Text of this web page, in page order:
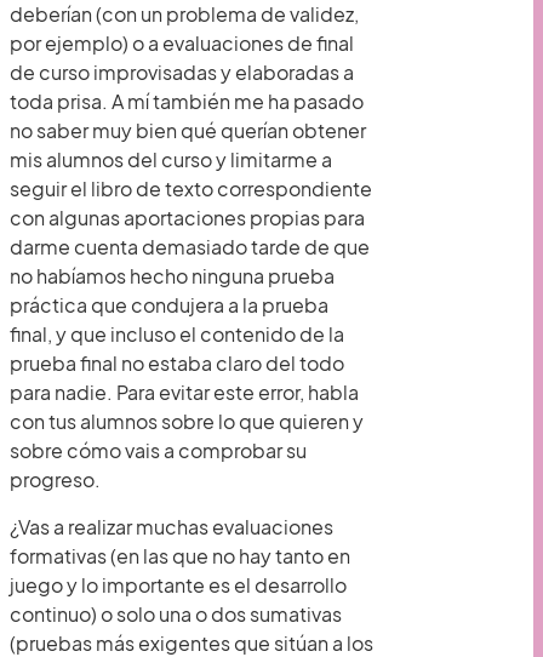
deberían (con un problema de validez,
por ejemplo) o a evaluaciones de final
de curso improvisadas y elaboradas a
toda prisa. A mí también me ha pasado
no saber muy bien qué querían obtener
mis alumnos del curso y limitarme a
seguir el libro de texto correspondiente
con algunas aportaciones propias para
darme cuenta demasiado tarde de que
no habíamos hecho ninguna prueba
práctica que condujera a la prueba
final, y que incluso el contenido de la
prueba final no estaba claro del todo
para nadie. Para evitar este error, habla
con tus alumnos sobre lo que quieren y
sobre cómo vais a comprobar su
progreso.
¿Vas a realizar muchas evaluaciones
formativas (en las que no hay tanto en
juego y lo importante es el desarrollo
continuo) o solo una o dos sumativas
(pruebas más exigentes que sitúan a los